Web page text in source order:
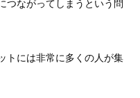
つながってしまうという問
トには非常に多くの人が集